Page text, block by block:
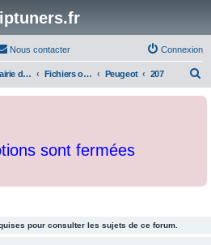
Nous contacter Connexion
Librairie de documents et originaux Fichiers originaux Peugeot 207
c
sont fermées
pour consulter les sujets de ce forum.